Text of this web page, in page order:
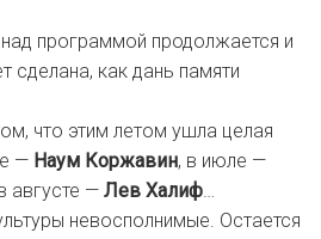
программой продолжается и
сделана, как дань памяти
что этим летом ушла целая
— Наум Коржавин, в июле —
августе — Лев Халиф…
невосполнимые. Остается